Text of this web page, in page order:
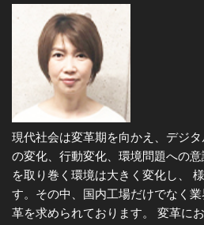
現代社会は変革期を向かえ、デジ
の変化、行動変化、環境問題への
を取り巻く環境は大きく変化し、
す。その中、国内工場だけでなく
革を求められております。 変革に